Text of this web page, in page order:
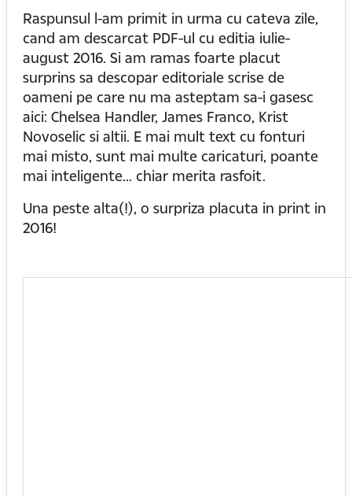
Raspunsul l-am primit in urma cu cateva zile,
cand am descarcat PDF-ul cu editia iulie-
august 2016. Si am ramas foarte placut
surprins sa descopar editoriale scrise de
oameni pe care nu ma asteptam sa-i gasesc
aici: Chelsea Handler, James Franco, Krist
Novoselic si altii. E mai mult text cu fonturi
mai misto, sunt mai multe caricaturi, poante
mai inteligente... chiar merita rasfoit.
Una peste alta(!), o surpriza placuta in print in
2016!